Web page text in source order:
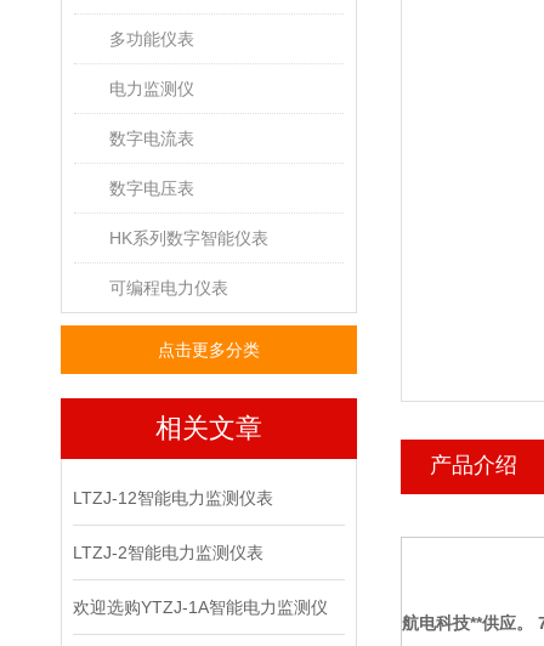
多功能仪表
电力监测仪
数字电流表
数字电压表
HK系列数字智能仪表
可编程电力仪表
点击更多分类
相关文章
LTZJ-12智能电力监测仪表
LTZJ-2智能电力监测仪表
欢迎选购YTZJ-1A智能电力监测仪
产品介绍
航电科技**供应。